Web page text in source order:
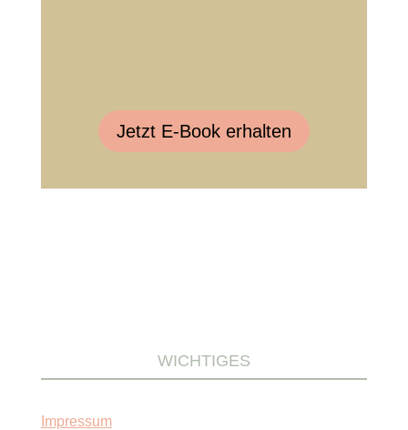
Jetzt E-Book erhalten
WICHTIGES
Impressum